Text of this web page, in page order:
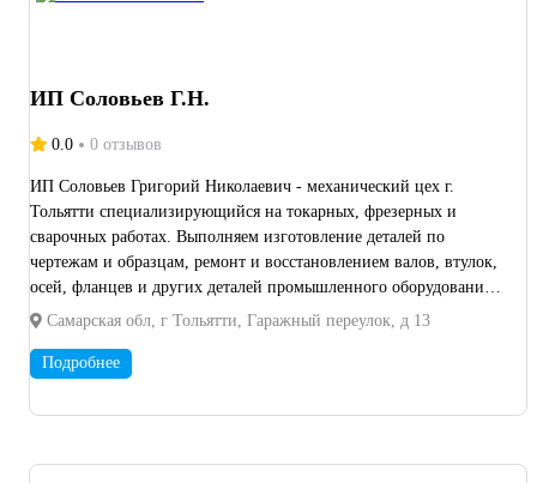
ИП Соловьев Г.Н.
0.0 0 отзывов
ИП Соловьев Григорий Николаевич - механический цех г.
Тольятти специализирующийся на токарных, фрезерных и
сварочных работах. Выполняем изготовление деталей по
чертежам и образцам, ремонт и восстановлением валов, втулок,
осей, фланцев и других деталей промышленного оборудования.
В распоряжении предприятия токарный станок 16К20,
промышленными предприятиями, ремонтными службами,
единичные, мелкосерийные и срочные заказы. Возможен выезд
образцу заказчика. Собственный производственный участок и
Самарская обл, г Тольятти, Гаражный переулок, д 13
Подробнее